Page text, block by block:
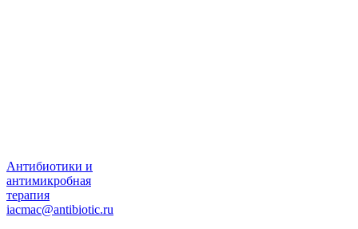
Антибиотики и
антимикробная
терапия
iacmac@antibiotic.ru